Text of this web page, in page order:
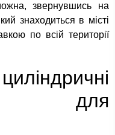
звернувшись на
знаходиться в місті
по всій території
для